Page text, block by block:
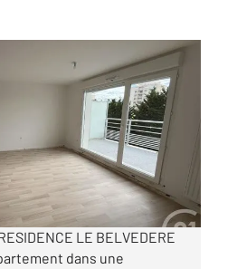
à louer
LE BELVEDERE
dans une